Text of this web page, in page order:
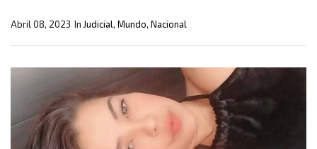
In Judicial, Mundo, Nacional
Abril 08, 2023